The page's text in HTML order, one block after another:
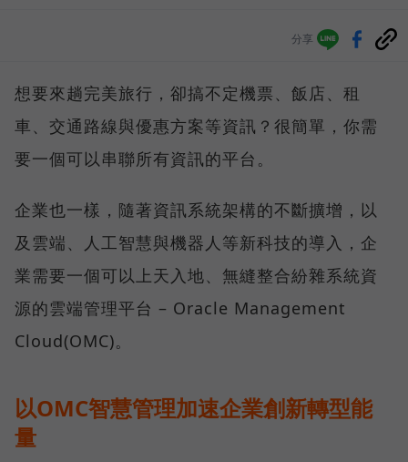
分享
想要來趟完美旅行，卻搞不定機票、飯店、租
車、交通路線與優惠方案等資訊？很簡單，你需
要一個可以串聯所有資訊的平台。
企業也一樣，隨著資訊系統架構的不斷擴增，以
及雲端、人工智慧與機器人等新科技的導入，企
業需要一個可以上天入地、無縫整合紛雜系統資
源的雲端管理平台 – Oracle Management
Cloud(OMC)。
以OMC智慧管理加速企業創新轉型能
量